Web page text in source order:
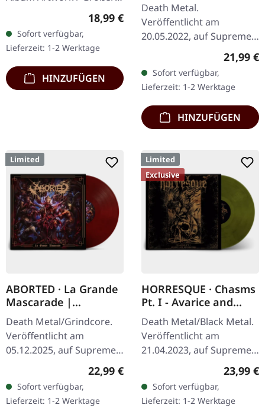
stilisierter Käfer 80%
Baumwolle, 20% Polyester
Regulärer Preis:
18,99 €
Sofort verfügbar,
Lieferzeit: 1-2 Werktage
HINZUFÜGEN
Death Metal.
Veröffentlicht am
20.05.2022, auf Supreme
Transparent Beige/Bier
180g Vinyl mit Insert im
schweren, matten Cover.…
21,99 €
Sofort verfügbar,
Lieferzeit: 1-2 Werktage
HINZUFÜGEN
Limited
ABORTED · La Grande
Mascarade |
TRANSPARENT
RED/BLACK LP
Death Metal/Grindcore.
Veröffentlicht am
05.12.2025, auf Supreme
Chaos Records. Zum
ersten Mal auf Vinyl mit
speziellem Mastering
Regulärer Preis:
22,99 €
Sofort verfügbar,
Lieferzeit: 1-2 Werktage
Limited
Exclusive
HORRESQUE · Chasms
Pt. I - Avarice and
Retribution |
YELLOW/BLACK LP
Death Metal/Black Metal.
Veröffentlicht am
21.04.2023, auf Supreme
Dunkelgelb/Schwarz
23,99 €
Sofort verfügbar,
Lieferzeit: 1-2 Werktage